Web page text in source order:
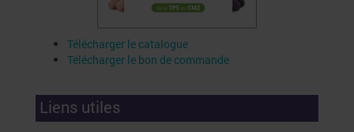
Télécharger le catalogue
Télécharger le bon de commande
Liens utiles